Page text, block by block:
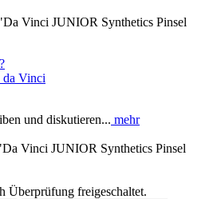
Vinci JUNIOR Synthetics Pinsel
da Vinci
und diskutieren... mehr
Vinci JUNIOR Synthetics Pinsel
Überprüfung freigeschaltet.